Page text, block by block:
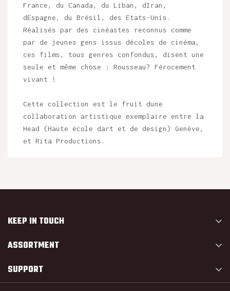
France, du Canada, du Liban, dIran,
dEspagne, du Brésil, des Etats-Unis.
Réalisés par des cinéastes reconnus comme
par de jeunes gens issus décoles de cinéma,
ces films, tous genres confondus, disent une
seule et même chose : Rousseau? Férocement
vivant !
Cette collection est le fruit dune
collaboration artistique exemplaire entre la
Head (Haute école dart et de design) Genève,
et Rita Productions.
KEEP IN TOUCH 
ASSORTMENT 
SUPPORT 